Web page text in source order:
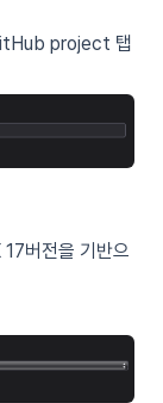
project 탭
버전을 기반으